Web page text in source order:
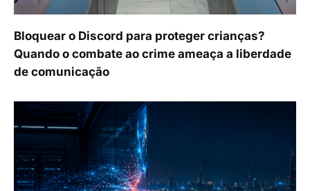
Bloquear o Discord para proteger crianças?
Quando o combate ao crime ameaça a liberdade
de comunicação